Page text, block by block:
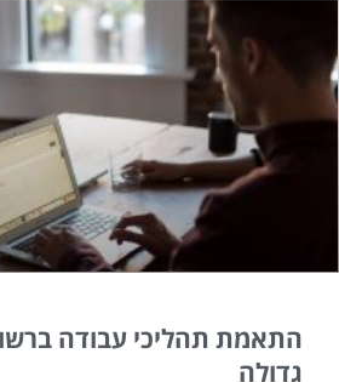
התאמת תהליכי עבודה
גדולה